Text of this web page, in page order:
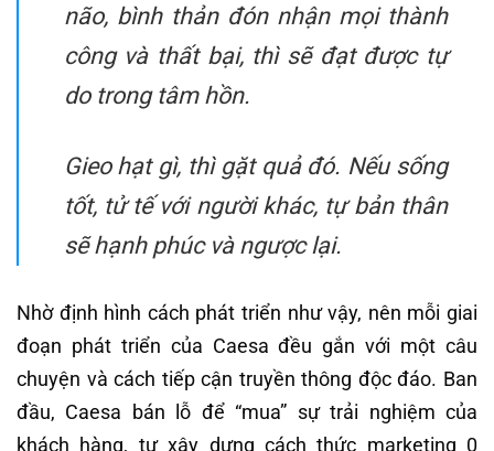
não, bình thản đón nhận mọi thành
công và thất bại, thì sẽ đạt được tự
do trong tâm hồn.
Gieo hạt gì, thì gặt quả đó. Nếu sống
tốt, tử tế với người khác, tự bản thân
sẽ hạnh phúc và ngược lại.
Nhờ định hình cách phát triển như vậy, nên mỗi giai
đoạn phát triển của Caesa đều gắn với một câu
chuyện và cách tiếp cận truyền thông độc đáo. Ban
đầu, Caesa bán lỗ để “mua” sự trải nghiệm của
khách hàng, tự xây dựng cách thức marketing 0